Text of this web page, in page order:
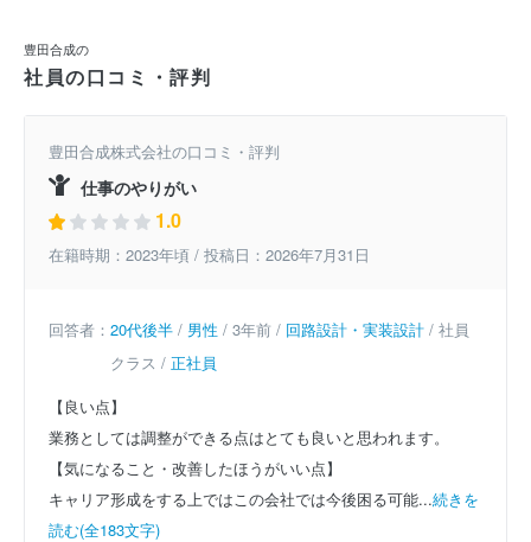
豊田合成の
社員の口コミ・評判
豊田合成株式会社の口コミ・評判
仕事のやりがい
1.0
在籍時期：2023年頃 / 投稿日：2026年7月31日
回答者： 20代後半 / 男性 / 3年前 / 回路設計・実装設計 / 社員
クラス / 正社員
【良い点】
業務としては調整ができる点はとても良いと思われます。
【気になること・改善したほうがいい点】
キャリア形成をする上ではこの会社では今後困る可能...続きを
読む(全183文字)